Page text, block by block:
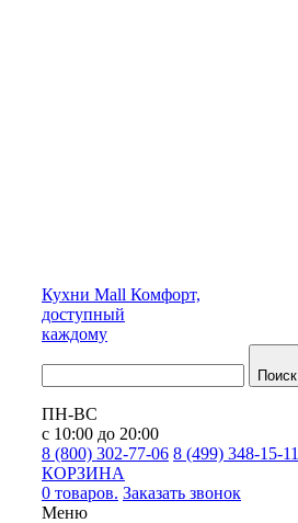
Кухни Mall Комфорт,
доступный
каждому
Поиск
ПН-ВС
с 10:00 до 20:00
8 (800) 302-77-06 8 (499) 348-15-11
КОРЗИНА
0 товаров. Заказать звонок
Меню